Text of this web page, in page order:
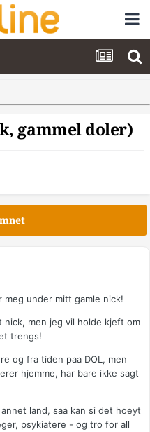
gammel doler)
under mitt gamle nick!
men jeg vil holde kjeft om
trengs!
og fra tiden paa DOL, men
hjemme, har bare ikke sagt
land, saa kan si det hoeyt
psykiatere - og tro for all